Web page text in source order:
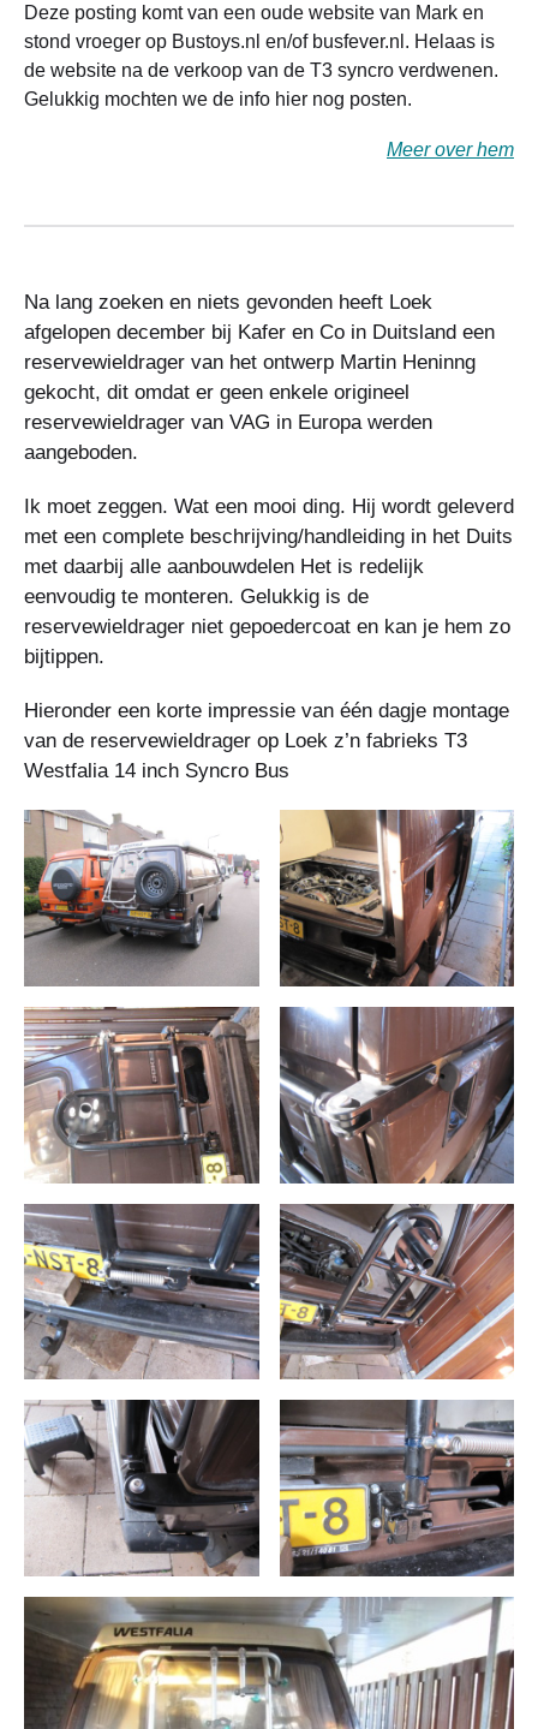
Deze posting komt van een oude website van Mark en
stond vroeger op Bustoys.nl en/of busfever.nl. Helaas is
de website na de verkoop van de T3 syncro verdwenen.
Gelukkig mochten we de info hier nog posten.
Meer over hem
Na lang zoeken en niets gevonden heeft Loek
afgelopen december bij Kafer en Co in Duitsland een
reservewieldrager van het ontwerp Martin Heninng
gekocht, dit omdat er geen enkele origineel
reservewieldrager van VAG in Europa werden
aangeboden.
Ik moet zeggen. Wat een mooi ding. Hij wordt geleverd
met een complete beschrijving/handleiding in het Duits
met daarbij alle aanbouwdelen Het is redelijk
eenvoudig te monteren. Gelukkig is de
reservewieldrager niet gepoedercoat en kan je hem zo
bijtippen.
Hieronder een korte impressie van één dagje montage
van de reservewieldrager op Loek z’n fabrieks T3
Westfalia 14 inch Syncro Bus